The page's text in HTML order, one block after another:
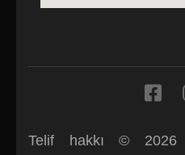
Telif hakkı © 2026